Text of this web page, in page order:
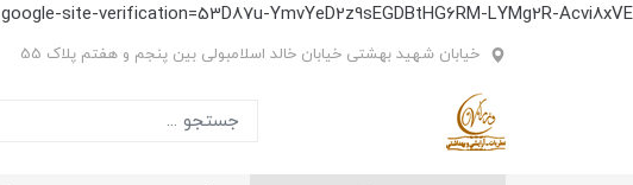
google-site-verification=53D87u-YmvYeD2z9sEGDBtHG6RM-LYMg2R-Acvi8xVE
خیابان شهید بهشتی خیابان خالد اسلامبولی بین پنجم و هفتم پلاک 55